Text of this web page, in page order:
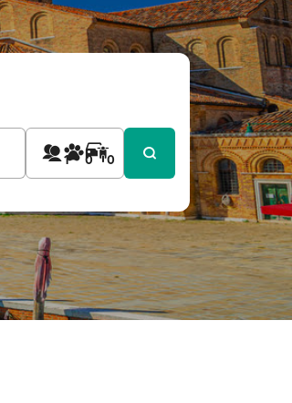
1 0 0